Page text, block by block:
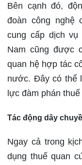
Bên cạnh đó,
đoàn công nghệ
cung cấp dịch vụ
Nam cũng được
quan hệ hợp tác
nước. Đây có thể
lực đàm phán
Tác động dây
Ngay cả trong
dụng thuế quan